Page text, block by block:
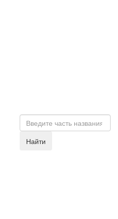
Найти